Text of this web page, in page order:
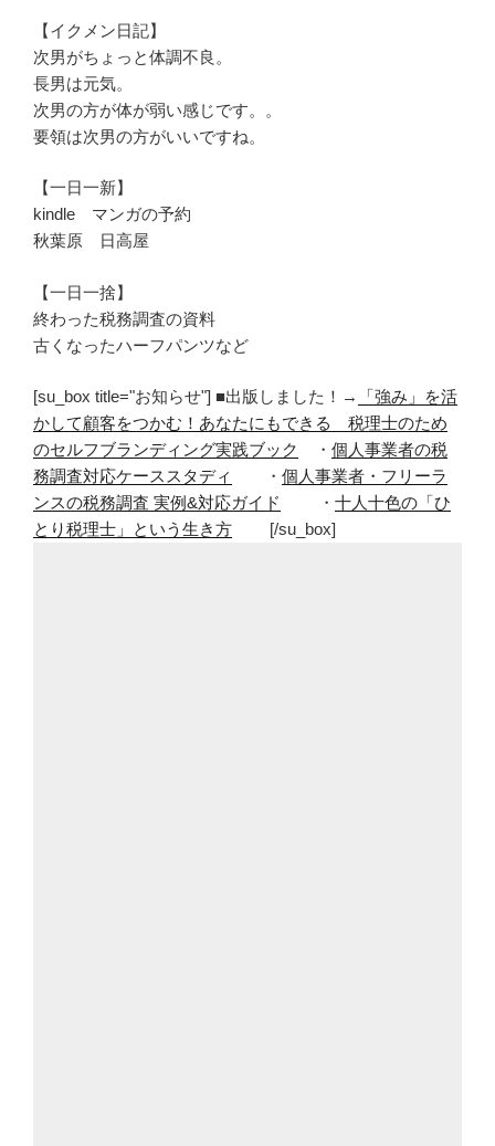
【イクメン日記】
次男がちょっと体調不良。
長男は元気。
次男の方が体が弱い感じです。。
要領は次男の方がいいですね。
【一日一新】
kindle マンガの予約
秋葉原 日高屋
【一日一捨】
終わった税務調査の資料
古くなったハーフパンツなど
[su_box title="お知らせ"] ■出版しました！→
「強み」を活
かして顧客をつかむ！あなたにもできる 税理士のため
のセルフブランディング実践ブック
・ 個人事業者の税
務調査対応ケーススタディ
・ 個人事業者・フリーラ
ンスの税務調査 実例&対応ガイド
・ 十人十色の「ひ
とり税理士」という生き方 [/su_box]